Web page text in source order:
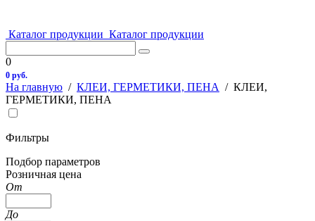
Каталог продукции Каталог продукции
0
0 руб.
На главную / КЛЕИ, ГЕРМЕТИКИ, ПЕНА / КЛЕИ,
ГЕРМЕТИКИ, ПЕНА
Фильтры
Подбор параметров
Розничная цена
От
До